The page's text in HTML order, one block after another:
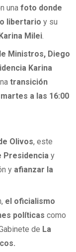
una foto donde
libertario y su
Milei.
Ministros, Diego
Karina
transición
a las 16:00
Olivos, este
Presidencia y
y afianzar la
el oficialismo
políticas como
de La